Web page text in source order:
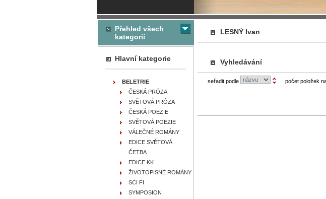
LESNÝ Ivan
Vyhledávání
seřadit podle počet položek
Přehled všech
kategorií
Hlavní kategorie
BELETRIE
ČESKÁ PRÓZA
SVĚTOVÁ PRÓZA
ČESKÁ POEZIE
SVĚTOVÁ POEZIE
VÁLEČNÉ ROMÁNY
EDICE SVĚTOVÁ
ČETBA
EDICE KK
ŽIVOTOPISNÉ ROMÁNY
SCI FI
SYMPOSION